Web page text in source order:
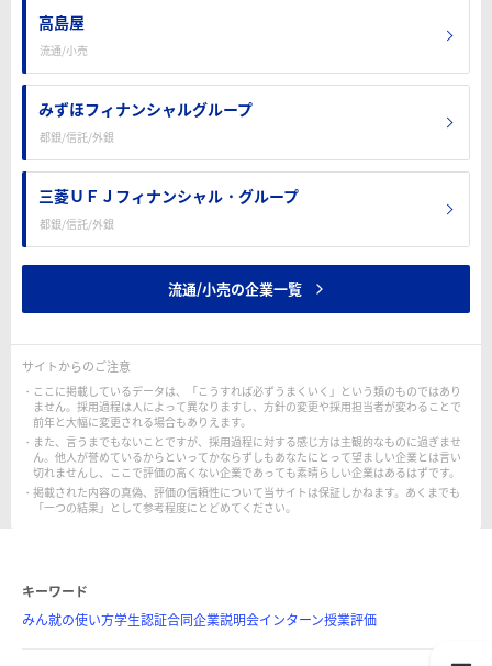
高島屋
流通/小売
みずほフィナンシャルグループ
都銀/信託/外銀
三菱ＵＦＪフィナンシャル・グループ
都銀/信託/外銀
流通/小売の企業一覧
サイトからのご注意
ここに掲載しているデータは、「こうすれば必ずうまくいく」という類のものではあり
ません。採用過程は人によって異なりますし、方針の変更や採用担当者が変わることで
前年と大幅に変更される場合もありえます。
また、言うまでもないことですが、採用過程に対する感じ方は主観的なものに過ぎませ
ん。他人が誉めているからといってかならずしもあなたにとって望ましい企業とは言い
切れませんし、ここで評価の高くない企業であっても素晴らしい企業はあるはずです。
掲載された内容の真偽、評価の信頼性について当サイトは保証しかねます。あくまでも
「一つの結果」として参考程度にとどめてください。
キーワード
みん就の使い方学生認証合同企業説明会インターン授業評価